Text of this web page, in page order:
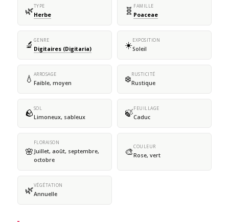
🌿TYPE
Herbe 🧬 FAMILLE
Poaceae
🔬 GENRE
Digitaires (Digitaria) ☀️EXPOSITION
Soleil
💧 ARROSAGE
Faible, moyen ❄️RUSTICITÉ
Rustique
🪨SOL
Limoneux, sableux 🍃FEUILLAGE
Caduc
🌸
FLORAISON
Juillet, août, septembre,
octobre
🎨COULEUR
Rose, vert
🌿VÉGÉTATION
Annuelle